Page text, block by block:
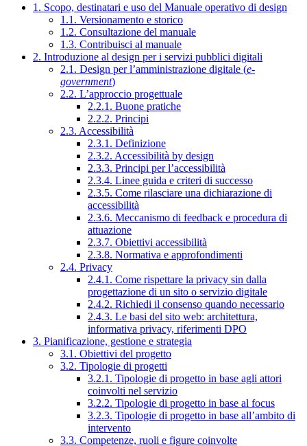
1. Scopo, destinatari e uso del Manuale operativo di design
1.1. Versionamento e storico
1.2. Consultazione del manuale
1.3. Contribuisci al manuale
2. Introduzione al design per i servizi pubblici digitali
2.1. Design per l’amministrazione digitale (e-
government)
2.2. L’approccio progettuale
2.2.1. Buone pratiche
2.2.2. Principi
2.3. Accessibilità
2.3.1. Definizione
2.3.2. Accessibilità by design
2.3.3. Principi per l’accessibilità
2.3.4. Linee guida e criteri di successo
2.3.5. Come rilasciare una dichiarazione di
accessibilità
2.3.6. Meccanismo di feedback e procedura di
attuazione
2.3.7. Obiettivi accessibilità
2.3.8. Normativa e approfondimenti
2.4. Privacy
2.4.1. Come rispettare la privacy sin dalla
progettazione di un sito o servizio digitale
2.4.2. Richiedi il consenso quando necessario
2.4.3. Le basi del sito web: architettura,
informativa privacy, riferimenti DPO
3. Pianificazione, gestione e strategia
3.1. Obiettivi del progetto
3.2. Tipologie di progetti
3.2.1. Tipologie di progetto in base agli attori
coinvolti nel servizio
3.2.2. Tipologie di progetto in base al focus
3.2.3. Tipologie di progetto in base all’ambito di
intervento
3.3. Competenze, ruoli e figure coinvolte